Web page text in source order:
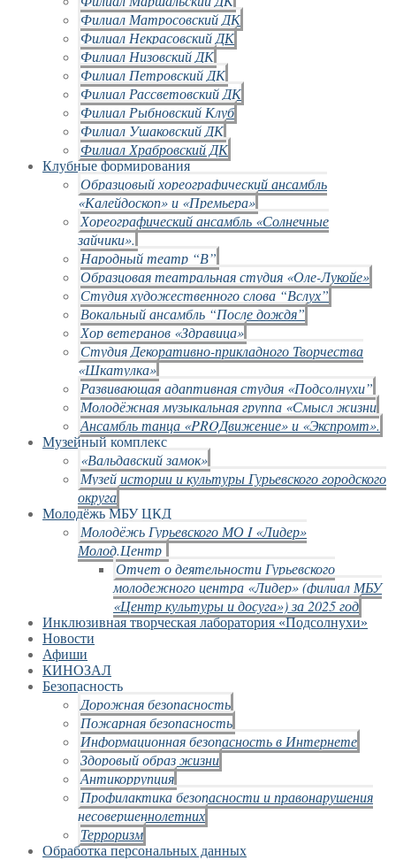
Филиал Матросовский ДК
Филиал Некрасовский ДК
Филиал Низовский ДК
Филиал Петровский ДК
Филиал Рассветовский ДК
Филиал Рыбновский Клуб
Филиал Ушаковский ДК
Филиал Храбровский ДК
Клубные формирования
Образцовый хореографический ансамбль
«Калейдоскоп» и «Премьера»
Хореографический ансамбль «Солнечные
зайчики».
Народный театр “В”
Образцовая театральная студия «Оле-Лукойе»
Студия художественного слова “Вслух”
Вокальный ансамбль “После дождя”
Хор ветеранов «Здравица»
Студия Декоративно-прикладного Творчества
«Шкатулка»
Развивающая адаптивная студия «Подсолнухи”
Молодёжная музыкальная группа «Смысл жизни
Ансамбль танца «PROДвижение» и «Экспромт».
Музейный комплекс
«Вальдавский замок»
Музей истории и культуры Гурьевского городского
округа
Молодёжь МБУ ЦКД
Молодёжь Гурьевского МО I «Лидер»
Молод.Центр
Отчет о деятельности Гурьевского
молодежного центра «Лидер» (филиал МБУ
«Центр культуры и досуга») за 2025 год
Инклюзивная творческая лаборатория «Подсолнухи»
Новости
Афиши
КИНОЗАЛ
Безопасность
Дорожная безопасность
Пожарная безопасность
Информационная безопасность в Интернете
Здоровый образ жизни
Антикоррупция
Профилактика безопасности и правонарушения
несовершеннолетних
Терроризм
Обработка персональных данных